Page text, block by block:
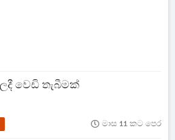
වෙඩි තැබීමක්
මාස 11 කට පෙර